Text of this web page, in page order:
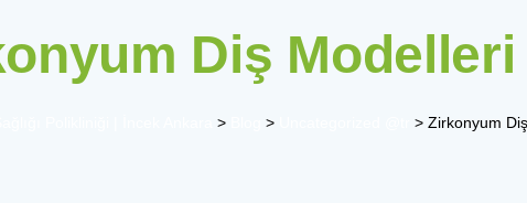
Diş Modelleri
> > > Zirkonyum